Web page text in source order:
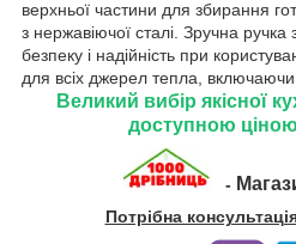
верхньої частини для збирання
з нержавіючої сталі. Зручна ручка
безпеку і надійність при
для всіх джерел тепла, включаючи
Великий вибір якісної
доступною
-
Потрібна